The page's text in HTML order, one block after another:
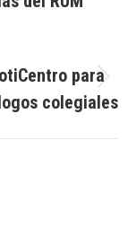
para
colegiales